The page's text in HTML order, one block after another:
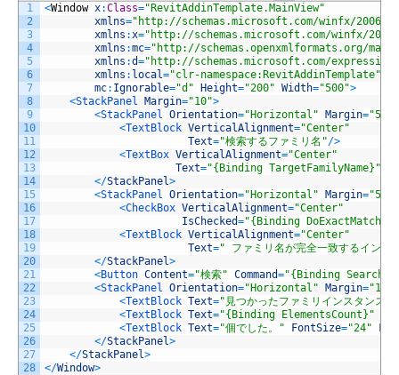
1
2
3
4
5
6
7
8
9
10
11
12
13
14
15
16
17
18
19
20
21
22
23
24
25
26
27
28
<Window x:Class="RevitAddinTemplate.MainView"
xmlns="http://schemas.microsoft.com/winfx/2006/
xmlns : x="http://schemas.microsoft.com/winfx/
xmlns :mc="http://schemas.openxmlformats.org/
xmlns :d="http://schemas.microsoft.com/
xmlns : local="clr-namespace:RevitAddinTemplate"
mc: Ignorable="d" Height="200" Width="500">
<StackPanel Margin="10">
<StackPanel Orientation="Horizontal" Margin="5"
<TextBlock VerticalAlignment="Center"
Text="検索するファミリ名"/>
<TextBox VerticalAlignment="Center"
Text="{Binding TargetFamilyName}"
</StackPanel>
<StackPanel Orientation="Horizontal" Margin="5"
<CheckBox VerticalAlignment="Center"
IsChecked="{Binding DoExactMatch}"
<TextBlock VerticalAlignment="Center"
Text=" ファミリ名が完全一致するインス
</StackPanel>
<Button Content="検索" Command="{Binding
<StackPanel Orientation="Horizontal" Margin="10"
<TextBlock Text="見つかったファミリインスタンス
<TextBlock Text="{Binding ElementsCount}"
<TextBlock Text="個でした。" FontSize="24"
</StackPanel>
</StackPanel>
</Window>